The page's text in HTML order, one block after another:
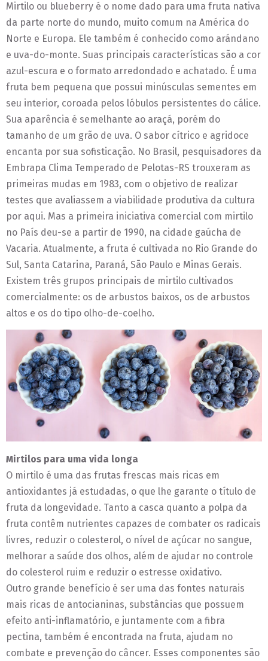
Mirtilo ou blueberry é o nome dado para uma fruta nativa
da parte norte do mundo, muito comum na América do
Norte e Europa. Ele também é conhecido como arándano
e uva-do-monte. Suas principais características são a cor
azul-escura e o formato arredondado e achatado. É uma
fruta bem pequena que possui minúsculas sementes em
seu interior, coroada pelos lóbulos persistentes do cálice.
Sua aparência é semelhante ao araçá, porém do
tamanho de um grão de uva. O sabor cítrico e agridoce
encanta por sua sofisticação. No Brasil, pesquisadores da
Embrapa Clima Temperado de Pelotas-RS trouxeram as
primeiras mudas em 1983, com o objetivo de realizar
testes que avaliassem a viabilidade produtiva da cultura
por aqui. Mas a primeira iniciativa comercial com mirtilo
no País deu-se a partir de 1990, na cidade gaúcha de
Vacaria. Atualmente, a fruta é cultivada no Rio Grande do
Sul, Santa Catarina, Paraná, São Paulo e Minas Gerais.
Existem três grupos principais de mirtilo cultivados
comercialmente: os de arbustos baixos, os de arbustos
altos e os do tipo olho-de-coelho.
Mirtilos para uma vida longa
O mirtilo é uma das frutas frescas mais ricas em
antioxidantes já estudadas, o que lhe garante o título de
fruta da longevidade. Tanto a casca quanto a polpa da
fruta contêm nutrientes capazes de combater os radicais
livres, reduzir o colesterol, o nível de açúcar no sangue,
melhorar a saúde dos olhos, além de ajudar no controle
do colesterol ruim e reduzir o estresse oxidativo.
Outro grande benefício é ser uma das fontes naturais
mais ricas de antocianinas, substâncias que possuem
efeito anti-inflamatório, e juntamente com a fibra
pectina, também é encontrada na fruta, ajudam no
combate e prevenção do câncer. Esses componentes são